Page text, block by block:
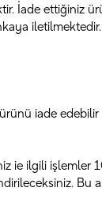
İade ettiğiniz
iade
ie ilgili işlemler
Bu